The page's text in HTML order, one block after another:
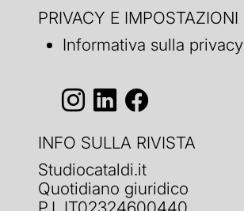
PRIVACY E IMPOSTAZIONI
Informativa sulla privacy
INFO SULLA RIVISTA
Studiocataldi.it
Quotidiano giuridico